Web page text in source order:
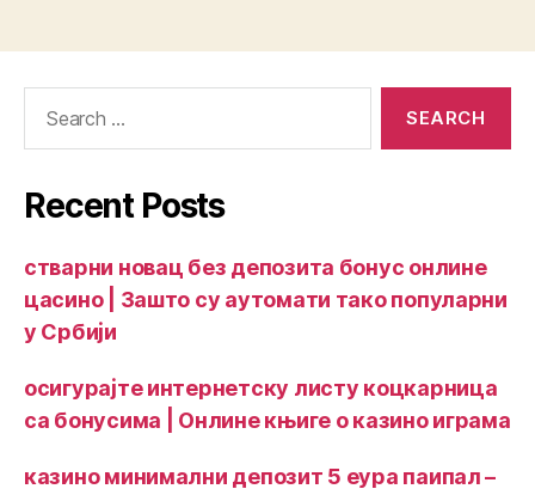
Recent Posts
стварни новац без депозита бонус онлине
цасино | Зашто су аутомати тако популарни
у Србији
осигурајте интернетску листу коцкарница
са бонусима | Онлине књиге о казино играма
казино минимални депозит 5 еура паипал –